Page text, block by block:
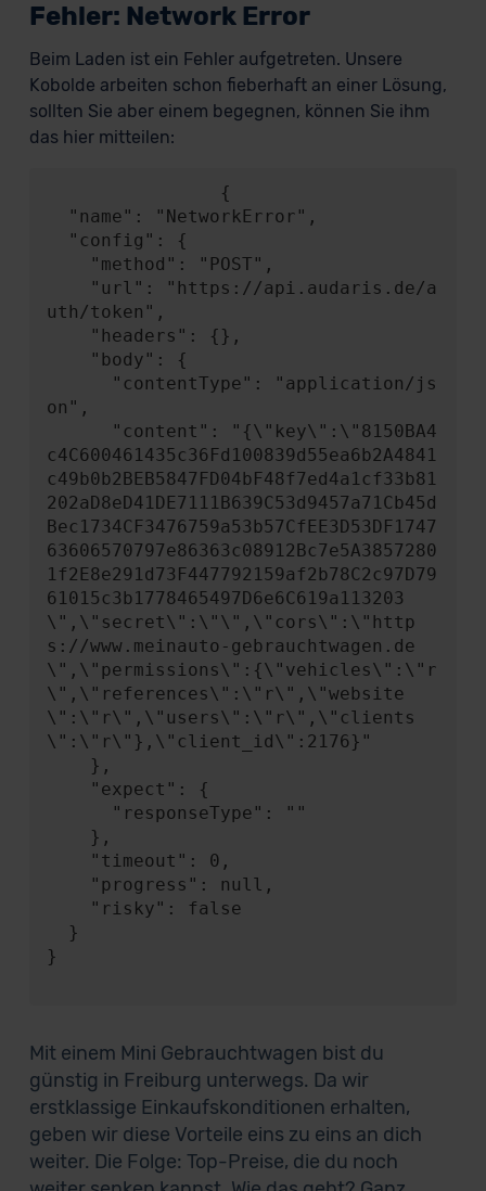
Fehler: Network Error
Beim Laden ist ein Fehler aufgetreten. Unsere
Kobolde arbeiten schon fieberhaft an einer Lösung,
sollten Sie aber einem begegnen, können Sie ihm
das hier mitteilen:
uth/token",
on",
c4C600461435c36Fd100839d55ea6b2A4841
c49b0b2BEB5847FD04bF48f7ed4a1cf33b81
202aD8eD41DE7111B639C53d9457a71Cb45d
Bec1734CF3476759a53b57CfEE3D53DF1747
63606570797e86363c08912Bc7e5A3857280
1f2E8e291d73F447792159af2b78C2c97D79
61015c3b1778465497D6e6C619a113203
\",\"secret\":\"\",\"cors\":\"http
s://www.meinauto-gebrauchtwagen.de
\",\"permissions\":{\"vehicles\":\"r
\",\"references\":\"r\",\"website
\":\"r\",\"users\":\"r\",\"clients
\":\"r\"},\"client_id\":2176}"
}
Mit einem Mini Gebrauchtwagen bist du
günstig in Freiburg unterwegs. Da wir
erstklassige Einkaufskonditionen erhalten,
geben wir diese Vorteile eins zu eins an dich
weiter. Die Folge: Top-Preise, die du noch